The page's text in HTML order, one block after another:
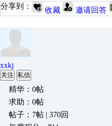
分享到： 收藏 邀请回答
xxkj
关注 私信
精华：0帖
求助：0帖
帖子：7帖 | 370回